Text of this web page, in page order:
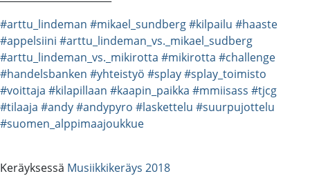
#arttu_lindeman #mikael_sundberg#kilpailu #haaste
#appelsiini #arttu_lindeman_vs._mikael_sudberg
#arttu_lindeman_vs._mikirotta #mikirotta #challenge
#handelsbanken #yhteistyö #splay#splay_toimisto
#voittaja #kilapillaan #kaapin_paikka #mmiisass #tjcg
#tilaaja #andy#andypyro #laskettelu #suurpujottelu
#suomen_alppimaajoukkue
Keräyksessä Musiikkikeräys 2018